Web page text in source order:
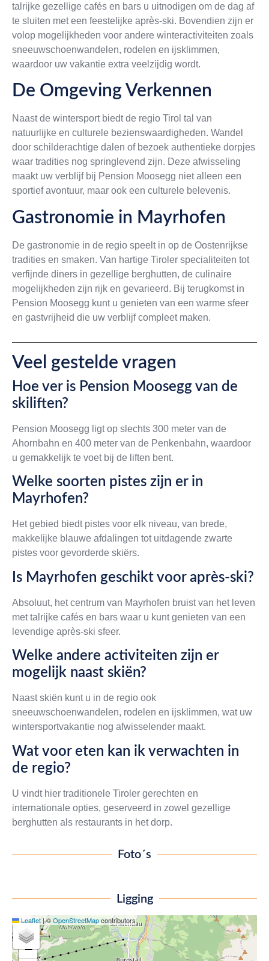
talrijke gezellige cafés en bars u uitnodigen om de dag af
te sluiten met een feestelijke après-ski. Bovendien zijn er
volop mogelijkheden voor andere winteractiviteiten zoals
sneeuwschoenwandelen, rodelen en ijsklimmen,
waardoor uw vakantie extra veelzijdig wordt.
De Omgeving Verkennen
Naast de wintersport biedt de regio Tirol tal van
natuurlijke en culturele bezienswaardigheden. Wandel
door schilderachtige dalen of bezoek authentieke dorpjes
waar tradities nog springlevend zijn. Deze afwisseling
maakt uw verblijf bij Pension Moosegg niet alleen een
sportief avontuur, maar ook een culturele belevenis.
Gastronomie in Mayrhofen
De gastronomie in de regio speelt in op de Oostenrijkse
tradities en smaken. Van hartige Tiroler specialiteiten tot
verfijnde diners in gezellige berghutten, de culinaire
mogelijkheden zijn rijk en gevarieerd. Bij terugkomst in
Pension Moosegg kunt u genieten van een warme sfeer
en gastvrijheid die uw verblijf compleet maken.
Veel gestelde vragen
Hoe ver is Pension Moosegg van de
skiliften?
Pension Moosegg ligt op slechts 300 meter van de
Ahornbahn en 400 meter van de Penkenbahn, waardoor
u gemakkelijk te voet bij de liften bent.
Welke soorten pistes zijn er in
Mayrhofen?
Het gebied biedt pistes voor elk niveau, van brede,
makkelijke blauwe afdalingen tot uitdagende zwarte
pistes voor gevorderde skiërs.
Is Mayrhofen geschikt voor après-ski?
Absoluut, het centrum van Mayrhofen bruist van het leven
met talrijke cafés en bars waar u kunt genieten van een
levendige après-ski sfeer.
Welke andere activiteiten zijn er
mogelijk naast skiën?
Naast skiën kunt u in de regio ook
sneeuwschoenwandelen, rodelen en ijsklimmen, wat uw
wintersportvakantie nog afwisselender maakt.
Wat voor eten kan ik verwachten in
de regio?
U vindt hier traditionele Tiroler gerechten en
internationale opties, geserveerd in zowel gezellige
berghutten als restaurants in het dorp.
Foto´s
Ligging
+
−
Leaflet |©OpenStreetMapcontributors